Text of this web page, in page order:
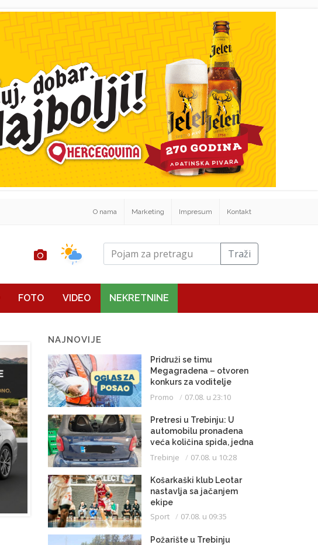
O nama Marketing Impresum Kontakt
Traži
FOTO VIDEO NEKRETNINE
NAJNOVIJE
Pridruži se timu
Megagradena – otvoren
konkurs za voditelje
gradilišta
Promo 07.08. u 23:10
Pretresi u Trebinju: U
automobilu pronađena
veća količina spida, jedna
osoba uhapšena
Trebinje 07.08. u 10:28
Košarkaški klub Leotar
nastavlja sa jačanjem
ekipe
Sport 07.08. u 09:35
Požarište u Trebinju